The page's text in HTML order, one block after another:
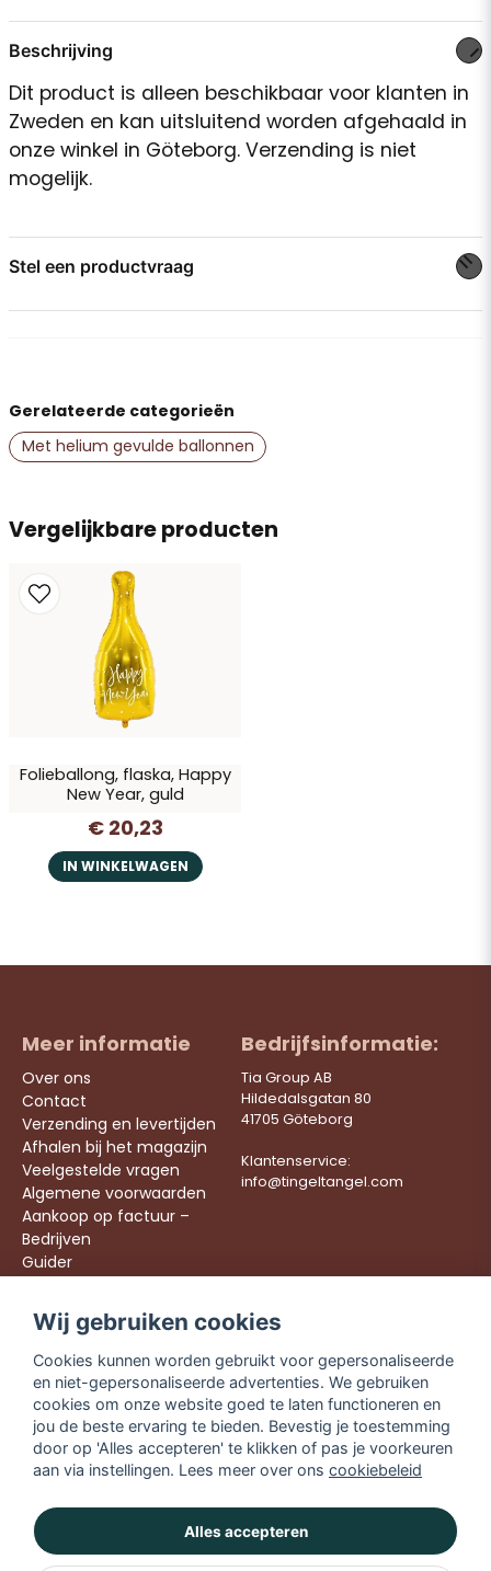
Beschrijving
Dit product is alleen beschikbaar voor klanten in
Zweden en kan uitsluitend worden afgehaald in
onze winkel in Göteborg. Verzending is niet
mogelijk.
Stel een productvraag
name
Naam
email
E-mailadres
Ja, u mag mijn vraag publiceren
Vergelijkbare producten
Folieballong, flaska, Happy
New Year, guld
€ 20,23
IN WINKELWAGEN
Gerelateerde categorieën
Met helium gevulde ballonnen
Meer informatie
Over ons
Contact
Verzending en levertijden
Afhalen bij het magazijn
Veelgestelde vragen
Algemene voorwaarden
Aankoop op factuur –
Bedrijven
Guider
Bedrijfsinformatie:
Tia Group AB
Hildedalsgatan 80
41705 Göteborg
Klantenservice:
info@tingeltangel.com
Följ oss:
Instagram
Facebook
TikTok
YouTube
Snelle leveringen
Veilig winkelen
Gratis verzending
vanaf €49,90
Wij gebruiken cookies
Cookies kunnen worden gebruikt voor gepersonaliseerde
en niet-gepersonaliseerde advertenties. We gebruiken
cookies om onze website goed te laten functioneren en
jou de beste ervaring te bieden. Bevestig je toestemming
door op 'Alles accepteren' te klikken of pas je voorkeuren
aan via instellingen. Lees meer over ons cookiebeleid
Alles accepteren